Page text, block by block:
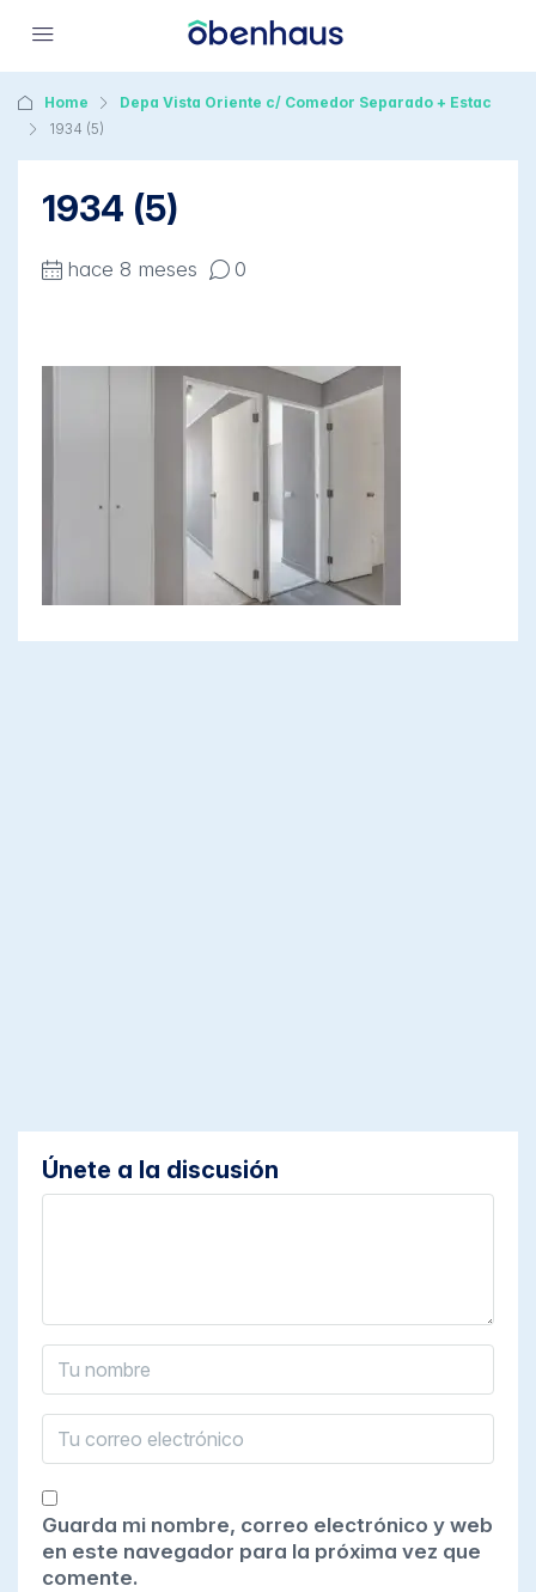
Home
Depa Vista Oriente c/ Comedor Separado + Estac
1934 (5)
1934 (5)
hace 8 meses 0
Únete a la discusión
Guarda mi nombre, correo electrónico y web
en este navegador para la próxima vez que
comente.